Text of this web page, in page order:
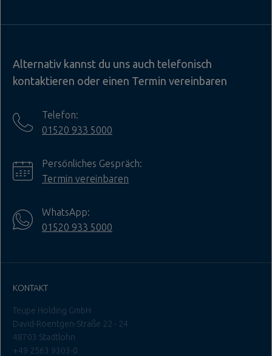
Alternativ kannst du uns auch telefonisch
kontaktieren oder einen Termin vereinbaren
Telefon:
01520 933 5000
Persönliches Gespräch:
Termin vereinbaren
WhatsApp:
01520 933 5000
KONTAKT
Teupe Holding GmbH
David-Roentgen-Straße 22 - 24
48703 Stadtlohn
+49 2563 9303-0